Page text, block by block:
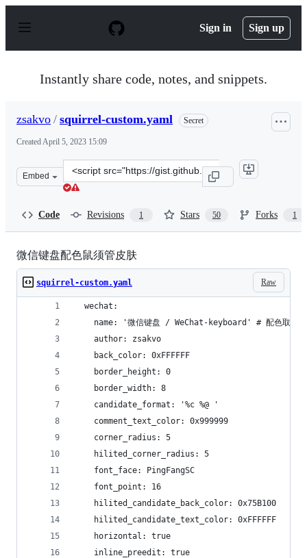
p
Sign in Sign up
Instantly share code, notes, and snippets.
zsakvo / squirrel-custom.yaml Secret
CreatedApril 5, 2023 15:09
Embed
Clone
this
Code Revisions 1 Stars 50 Forks 1
微信键盘配色鼠须管皮肤
Raw
squirrel-custom.yaml
  wechat:
name: '微信键盘 / WeChat-keyboard' # 配色取自微
    author: zsakvo
    back_color: 0xFFFFFF
    border_height: 0
    border_width: 8
    candidate_format: '%c %@ '
    comment_text_color: 0x999999
    corner_radius: 5
    hilited_corner_radius: 5
    font_face: PingFangSC
    font_point: 16
    hilited_candidate_back_color: 0x75B100
    hilited_candidate_text_color: 0xFFFFFF
    horizontal: true
    inline_preedit: true